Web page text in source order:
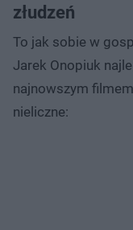
złudzeń
To jak sobie w
Jarek Onopiuk
najnowszym
nieliczne: